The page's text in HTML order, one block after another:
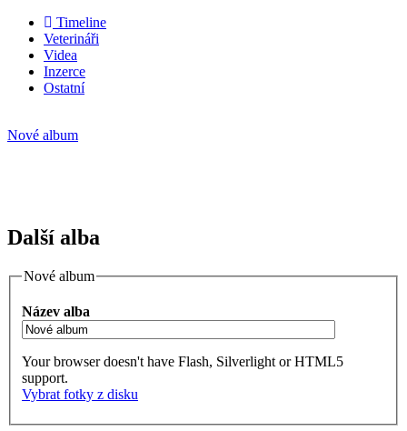
Timeline
Veterináři
Videa
Inzerce
Ostatní
Nové album
Další alba
Nové album
Název alba
Your browser doesn't have Flash, Silverlight or HTML5
support.
Vybrat fotky z disku